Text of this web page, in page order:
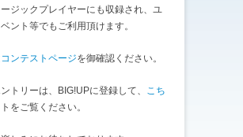
ジックプレイヤーにも収録され、ユ
ント等でもご利用頂けます。
コンテストページを御確認ください。
トリーは、BIG!UPに登録して、 こち
をご覧ください。